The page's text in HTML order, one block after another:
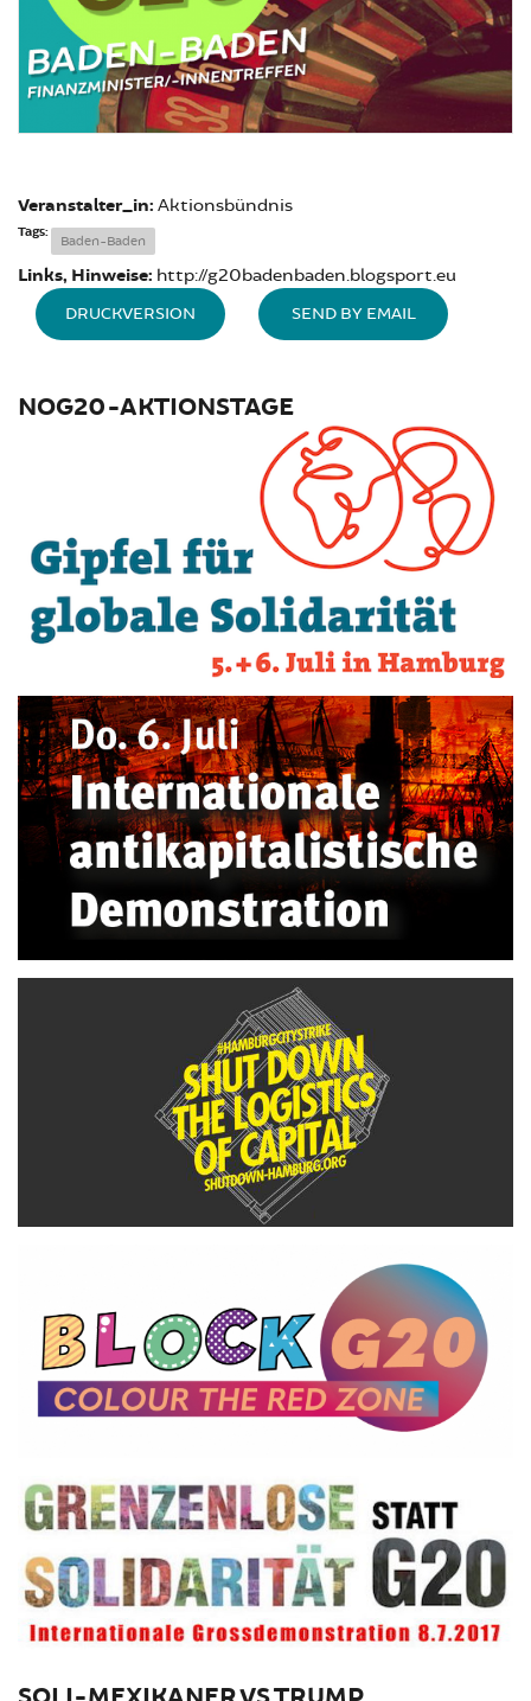
Veranstalter_in: Aktionsbündnis
Tags:
Baden-Baden
Links, Hinweise: http://g20badenbaden.blogsport.eu
DRUCKVERSION SEND BY EMAIL
NOG20-AKTIONSTAGE